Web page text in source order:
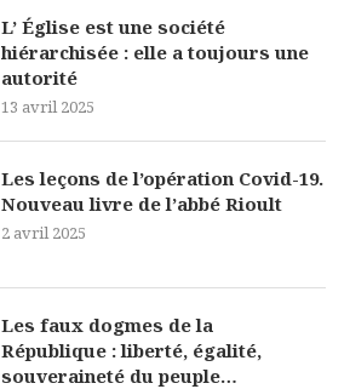
L’ Église est une société
hiérarchisée : elle a toujours une
autorité
13 avril 2025
Les leçons de l’opération Covid-19.
Nouveau livre de l’abbé Rioult
2 avril 2025
Les faux dogmes de la
République : liberté, égalité,
souveraineté du peuple…